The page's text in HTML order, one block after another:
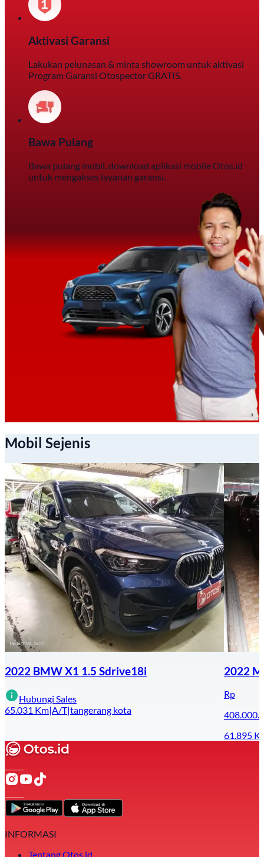
Aktivasi Garansi
Lakukan pelunasan & minta showroom untuk aktivasi
Program Garansi Otospector GRATIS.
Bawa Pulang
Bawa pulang mobil, download aplikasi mobile Otos.id
untuk mengakses layanan garansi.
Mobil Sejenis
2022 BMW X1 1.5 Sdrive18i
Hubungi Sales
65.031 Km|A/T|tangerang kota
2022
Rp
61.895
INFORMASI
Tentang Otos.id